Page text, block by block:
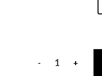
-
quantité
+